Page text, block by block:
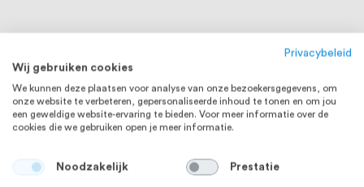
Privacybeleid
Wij gebruiken cookies
We kunnen deze plaatsen voor analyse van onze bezoekersgegevens, om
onze website te verbeteren, gepersonaliseerde inhoud te tonen en om jou
een geweldige website-ervaring te bieden. Voor meer informatie over de
cookies die we gebruiken open je meer informatie.
Noodzakelijk Prestatie